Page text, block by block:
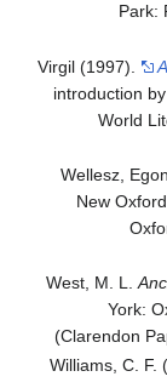
Park:
Virgil (1997).
introduction
World
Wellesz,
New
West, M. L.
York:
(Clarendon
Williams, C. F.